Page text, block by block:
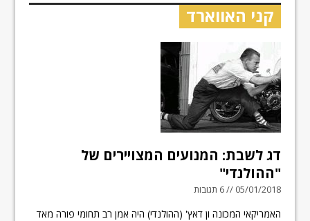
קני האווארד
דג לשבת: המנועים המצויירים של
"ההולנדי"
05/01/2018 // 6 תגובות
האמריקאי המכונה ון דאץ' (ההולנדי) היה אמן רב תחומי פורה מאד